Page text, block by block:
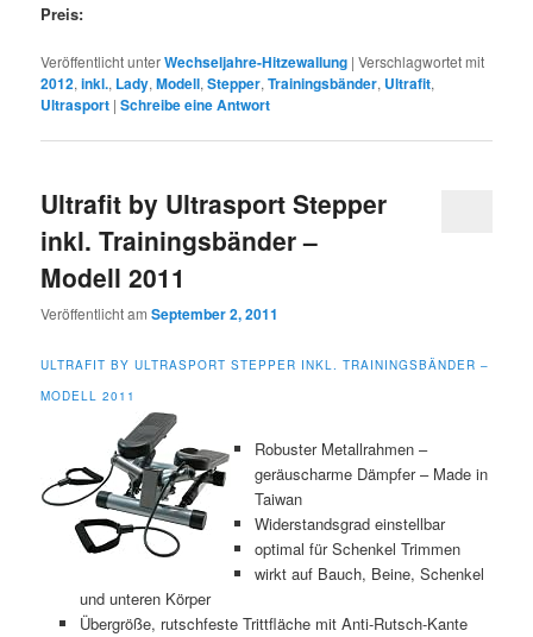
Preis:
Veröffentlicht unterWechseljahre-Hitzewallung |Verschlagwortet mit
2012,inkl., Lady,Modell,Stepper,Trainingsbänder, Ultrafit,
Ultrasport |Schreibe eine Antwort
Ultrafit by Ultrasport Stepper
inkl. Trainingsbänder –
Modell 2011
Veröffentlicht amSeptember 2, 2011
ULTRAFIT BY ULTRASPORT STEPPER INKL. TRAININGSBÄNDER –
MODELL 2011
Robuster Metallrahmen –
geräuscharme Dämpfer – Made in
Taiwan
Widerstandsgrad einstellbar
optimal für Schenkel Trimmen
wirkt auf Bauch, Beine, Schenkel
und unteren Körper
Übergröße, rutschfeste Trittfläche mit Anti-Rutsch-Kante